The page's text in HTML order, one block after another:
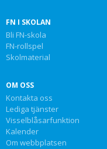
FN I SKOLAN
Bli FN-skola
FN-rollspel
Skolmaterial
OM OSS
Kontakta oss
Lediga tjänster
Visselblåsarfunktion
Kalender
Om webbplatsen